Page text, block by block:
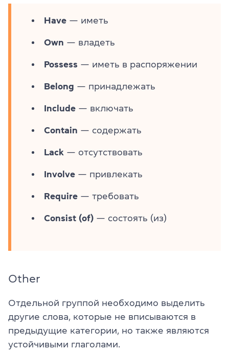
Have — иметь
Own — владеть
Possess — иметь в распоряжении
Belong — принадлежать
Include — включать
Contain — содержать
Lack — отсутствовать
Involve — привлекать
Require — требовать
Consist (of) — состоять (из)
Other
Отдельной группой необходимо выделить
другие слова, которые не вписываются в
предыдущие категории, но также являются
устойчивыми глаголами.